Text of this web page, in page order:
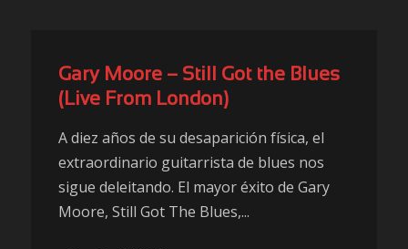
Gary Moore – Still Got the Blues
(Live From London)
A diez años de su desaparición física, el
extraordinario guitarrista de blues nos
sigue deleitando. El mayor éxito de Gary
Moore, Still Got The Blues,...